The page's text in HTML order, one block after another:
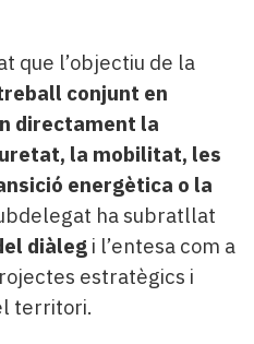
que l’objectiu de la
conjunt en
directament la
la mobilitat, les
energètica o la
ha subratllat
diàleg i l’entesa com a
estratègics i
territori.